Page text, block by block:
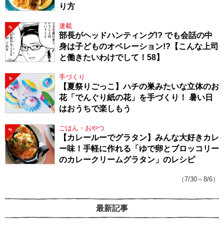
り方
3 連載
部長がヘッドハンティング!? でも会話の中
身は子どものオペレーション!?【こんな上司
と働きたいわけでして！58】
4 手づくり
【夏祭りごっこ】ハチの巣みたいな立体のお
花「でんぐり紙の花」を手づくり！ 暑い日
はおうちで楽しもう
5 ごはん・おやつ
【カレールーでグラタン】みんな大好きカレ
ー味！手軽に作れる「ゆで卵とブロッコリー
のカレークリームグラタン」のレシピ
（7/30～8/6）
最新記事